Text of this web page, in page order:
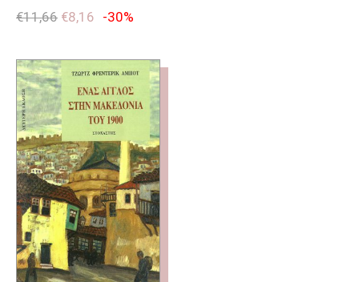
€11,66 €8,16 -30%